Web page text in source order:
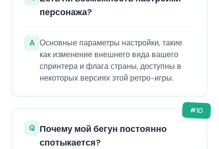
персонажа?
A Основные параметры настройки, такие
как изменение внешнего вида вашего
спринтера и флага страны, доступны в
некоторых версиях этой ретро-игры.
#10
Q Почему мой бегун постоянно
спотыкается?